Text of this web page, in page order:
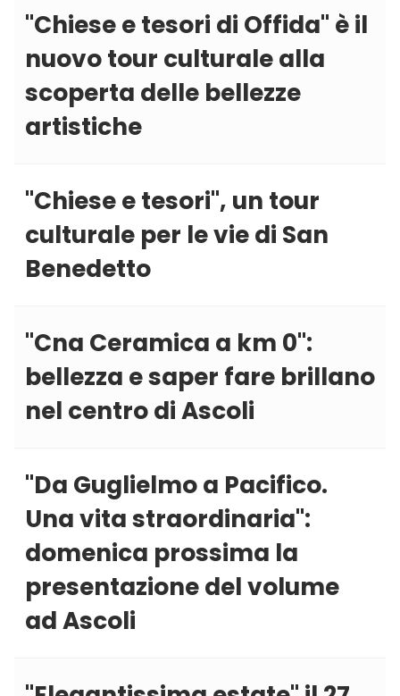
''Chiese e tesori di Offida'' è il
nuovo tour culturale alla
scoperta delle bellezze
artistiche
''Chiese e tesori'', un tour
culturale per le vie di San
Benedetto
''Cna Ceramica a km 0'':
bellezza e saper fare brillano
nel centro di Ascoli
''Da Guglielmo a Pacifico.
Una vita straordinaria'':
domenica prossima la
presentazione del volume
ad Ascoli